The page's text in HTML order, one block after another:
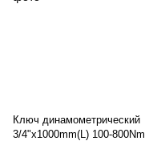
Ключ динамометрический
3/4"x1000mm(L) 100-800Nm